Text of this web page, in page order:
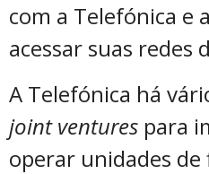
com a Telefónica e
acessar suas redes
A Telefónica há
joint ventures para
operar unidades